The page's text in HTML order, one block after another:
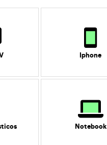
Iphone
Notebook